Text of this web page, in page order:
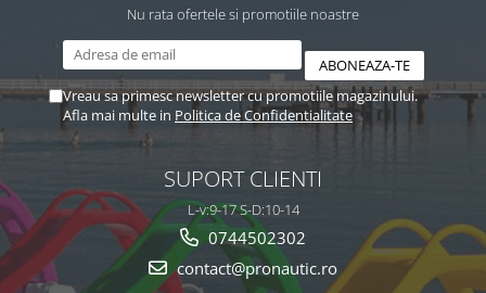
Nu rata ofertele si promotiile noastre
Vreau sa primesc newsletter cu promotiile magazinului.
Afla mai multe in Politica de Confidentialitate
SUPORT CLIENTI
L-v:9-17 S-D:10-14
0744502302
contact@pronautic.ro